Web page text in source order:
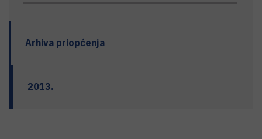
Arhiva priopćenja
2013.